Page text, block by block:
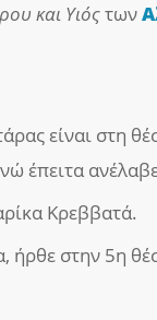
και Υιόςτων
είναι στη
έπειτα
Κρεββατά.
ήρθε στην 5η